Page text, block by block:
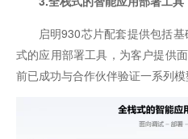
启明930芯片配套提供包括
式的应用部署工具，为客户提供
前已成功与合作伙伴验证一系列模